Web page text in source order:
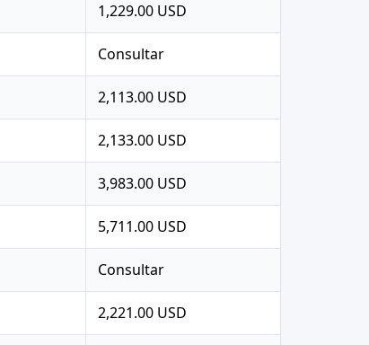
1,229.00 USD
Consultar
2,113.00 USD
2,133.00 USD
3,983.00 USD
5,711.00 USD
Consultar
2,221.00 USD